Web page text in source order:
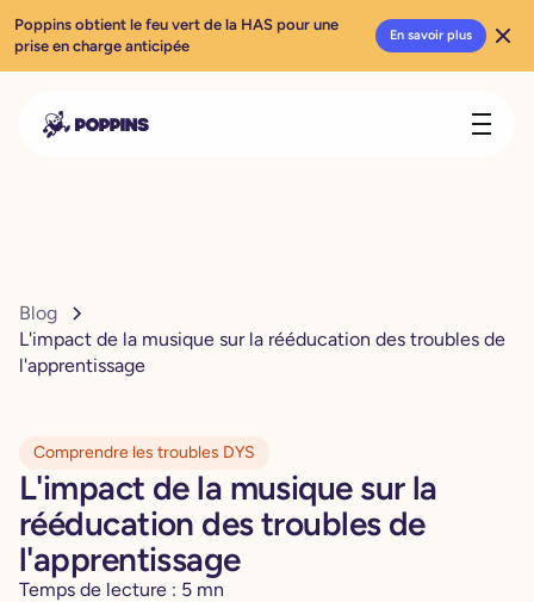
Blog
L'impact de la musique sur la rééducation des troubles de
l'apprentissage
Comprendre les troubles DYS
L'impact de la musique sur la
rééducation des troubles de
l'apprentissage
Temps de lecture : 5 mn
Poppins obtient le feu vert de la HAS pour une
prise en charge anticipée
En savoir plus